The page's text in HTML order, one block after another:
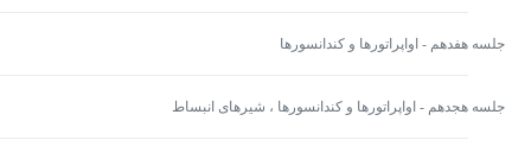
جلسه هفدهم - اواپراتورها و کندانسورها
جلسه هجدهم - اواپراتورها و کندانسورها ، شیرهای انبساط